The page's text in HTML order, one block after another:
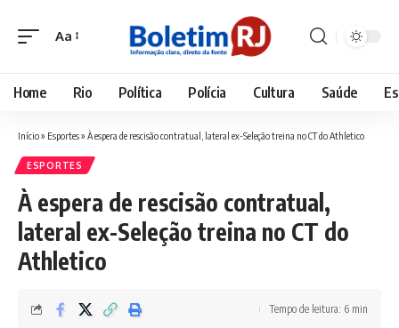
Font
Aa
Home Rio Política Polícia Cultura Saúde
Início» Esportes» À espera de rescisão contratual, lateral ex-Seleção treina no CT do Athletico
ESPORTES
À espera de rescisão contratual,
lateral ex-Seleção treina no CT do
Athletico
Tempo de leitura: 6 min